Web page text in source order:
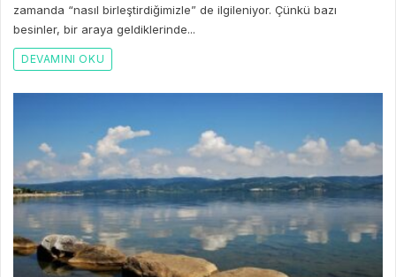
zamanda “nasıl birleştirdiğimizle” de ilgileniyor. Çünkü bazı
besinler, bir araya geldiklerinde...
DEVAMINI OKU